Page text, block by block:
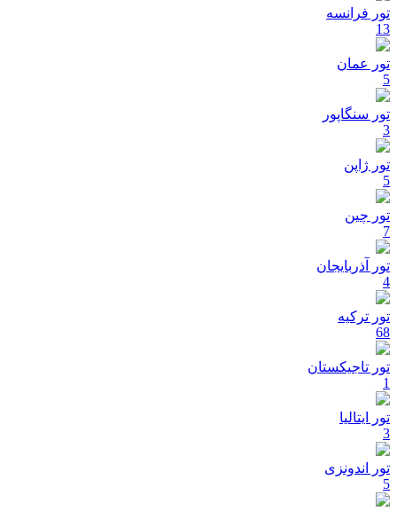
تور فرانسه
13
تور عمان
5
تور سنگاپور
3
تور ژاپن
5
تور چین
7
تور آذربایجان
4
تور ترکیه
68
تور تاجیکستان
1
تور ایتالیا
3
تور اندونزی
5